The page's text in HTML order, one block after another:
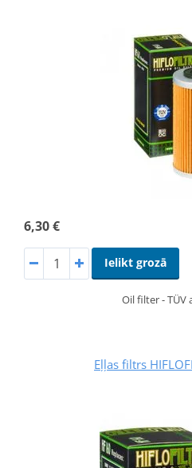
6,30 €
Ielikt grozā
Oil filter - TÜV
Eļļas filtrs